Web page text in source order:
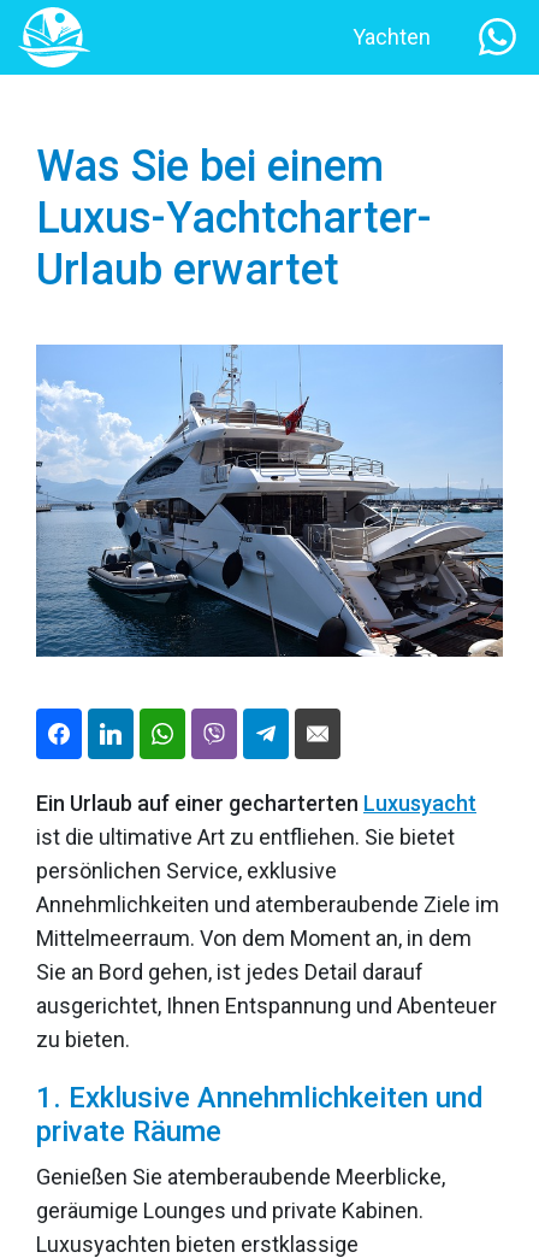
Yachten
Was Sie bei einem
Luxus-Yachtcharter-
Urlaub erwartet
Ein Urlaub auf einer gecharterten Luxusyacht
ist die ultimative Art zu entfliehen. Sie bietet
persönlichen Service, exklusive
Annehmlichkeiten und atemberaubende Ziele im
Mittelmeerraum. Von dem Moment an, in dem
Sie an Bord gehen, ist jedes Detail darauf
ausgerichtet, Ihnen Entspannung und Abenteuer
zu bieten.
1. Exklusive Annehmlichkeiten und
private Räume
Genießen Sie atemberaubende Meerblicke,
geräumige Lounges und private Kabinen.
Luxusyachten bieten erstklassige